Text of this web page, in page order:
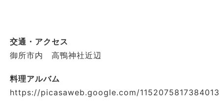
交通・アクセス
御所市内 高鴨神社近辺
料理アルバム
https://picasaweb.google.com/